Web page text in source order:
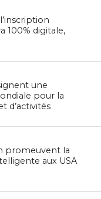
100% digitale,
une
pour la
d’activités
promeuvent la
aux USA